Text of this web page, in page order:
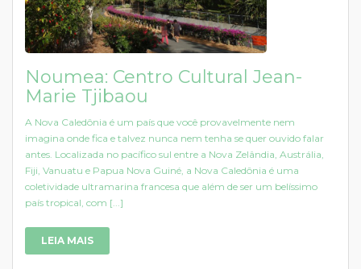
Noumea: Centro Cultural Jean-
Marie Tjibaou
A Nova Caledônia é um país que você provavelmente nem
imagina onde fica e talvez nunca nem tenha se quer ouvido falar
antes. Localizada no pacífico sul entre a Nova Zelândia, Austrália,
Fiji, Vanuatu e Papua Nova Guiné, a Nova Caledônia é uma
coletividade ultramarina francesa que além de ser um belíssimo
país tropical, com [...]
LEIA MAIS